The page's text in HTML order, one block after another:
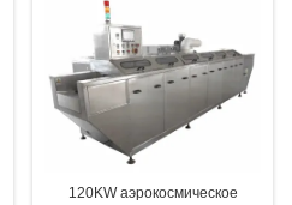
120KW аэрокосмическое